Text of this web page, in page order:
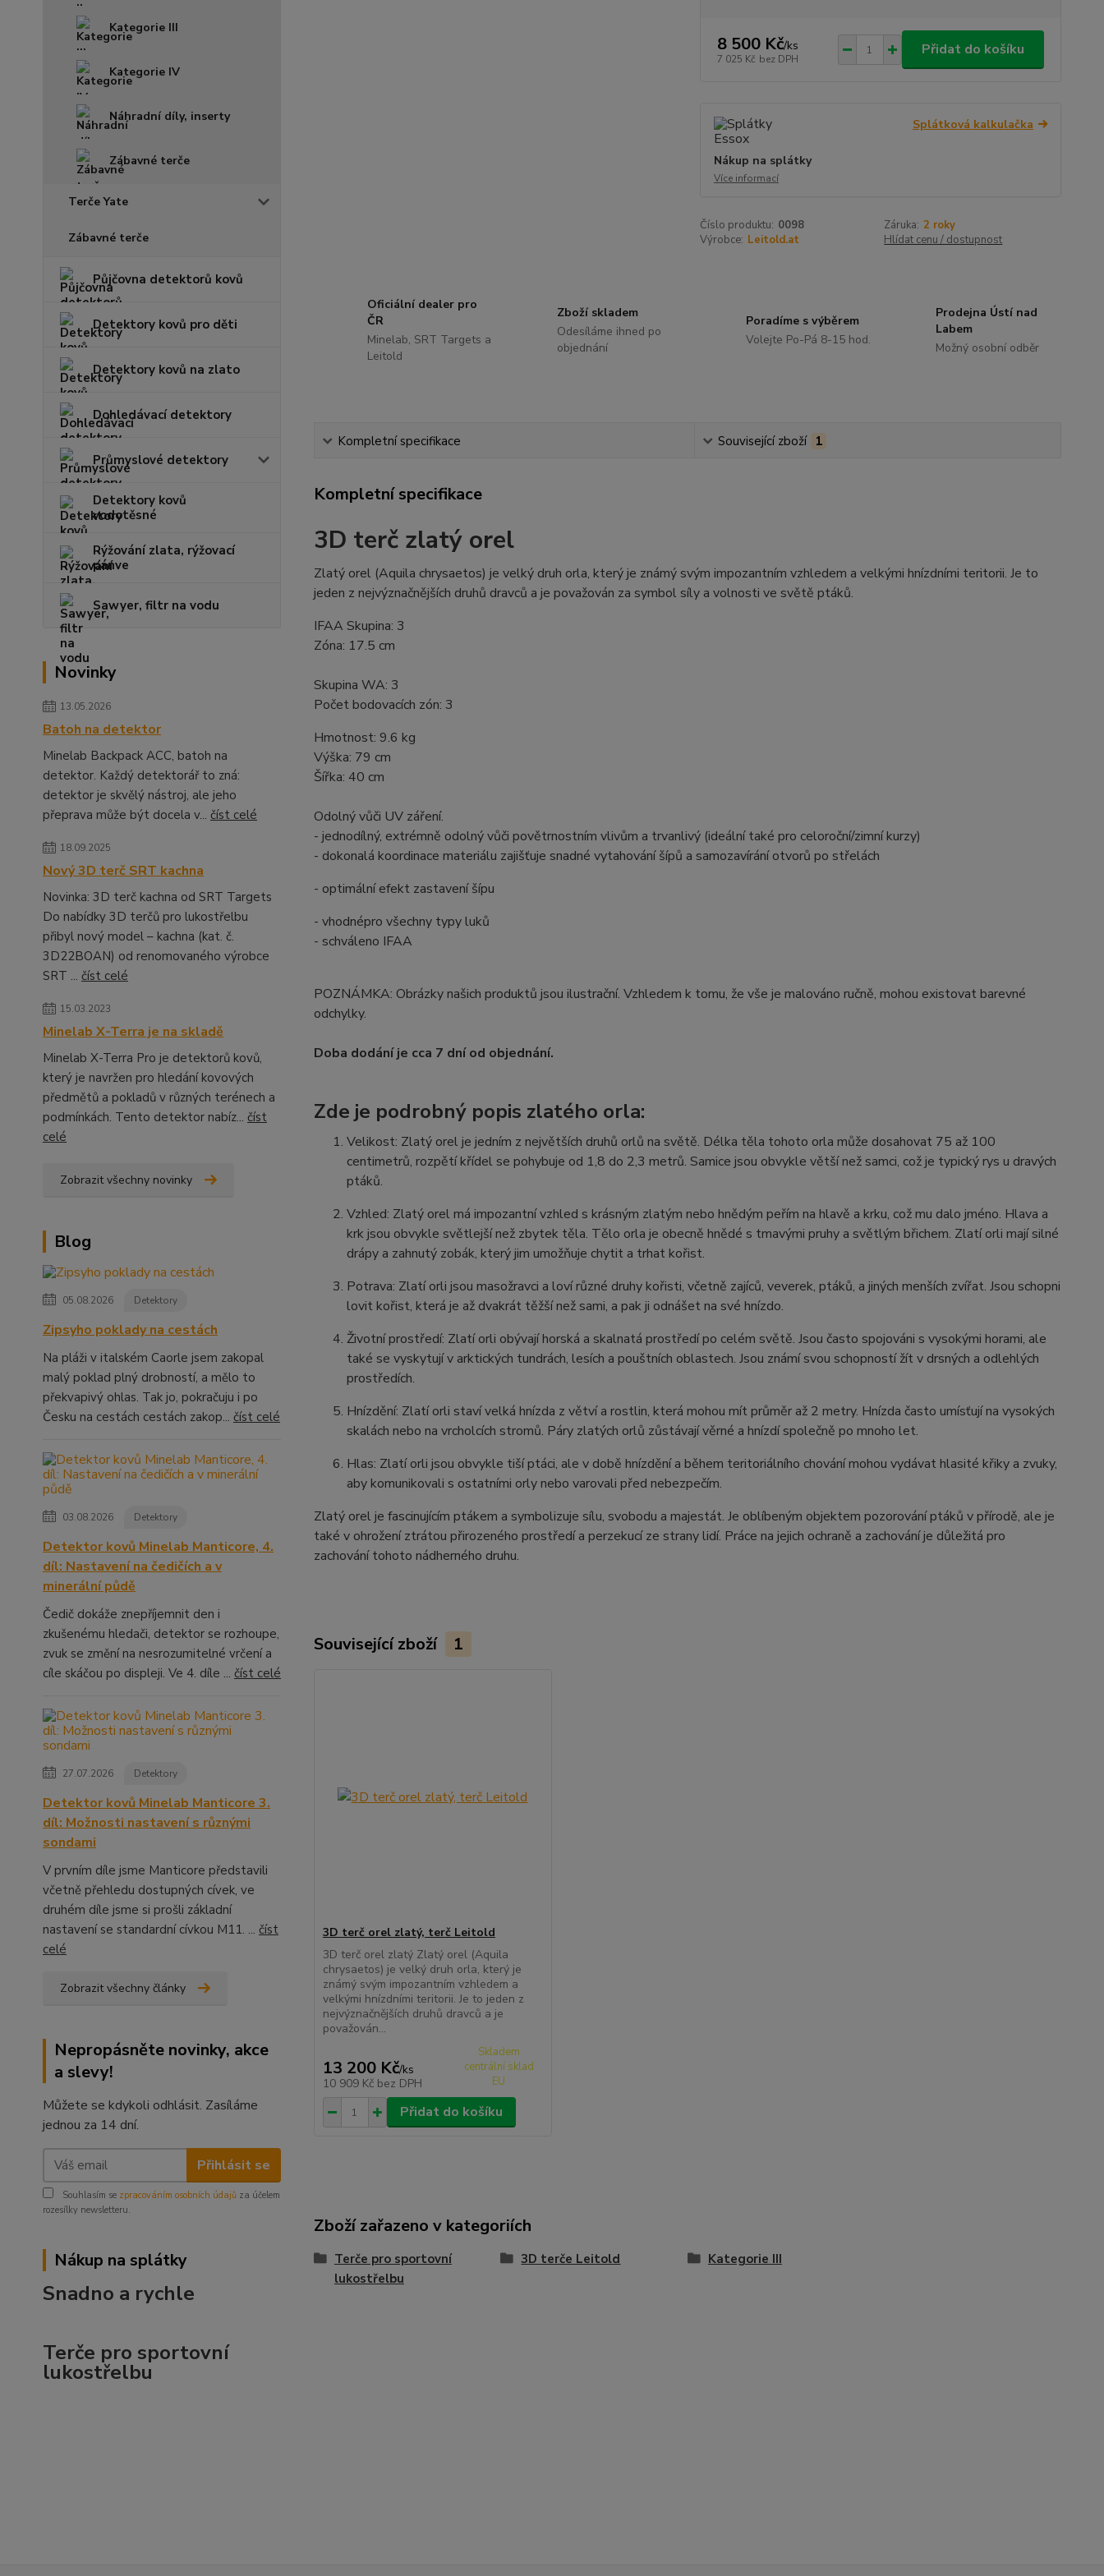
Kategorie III
Kategorie IV
Náhradní díly, inserty
Zábavné terče
Terče Yate
Zábavné terče
Půjčovna detektorů kovů
Detektory kovů pro děti
Detektory kovů na zlato
Dohledávací detektory
Průmyslové detektory
Detektory kovů
vodotěsné
Rýžování zlata, rýžovací
pánve
Sawyer, filtr na vodu
Novinky
13.05.2026
Batoh na detektor
Minelab Backpack ACC, batoh na
detektor. Každý detektorář to zná:
detektor je skvělý nástroj, ale jeho
přeprava může být docela v... číst celé
18.09.2025
Nový 3D terč SRT kachna
Novinka: 3D terč kachna od SRT Targets
Do nabídky 3D terčů pro lukostřelbu
přibyl nový model – kachna (kat. č.
3D22BOAN) od renomovaného výrobce
SRT ... číst celé
15.03.2023
Minelab X-Terra je na skladě
Minelab X-Terra Pro je detektorů kovů,
který je navržen pro hledání kovových
předmětů a pokladů v různých terénech a
podmínkách. Tento detektor nabíz... číst
celé
Zobrazit všechny novinky
Blog
05.08.2026 Detektory
Zipsyho poklady na cestách
Na pláži v italském Caorle jsem zakopal
malý poklad plný drobností, a mělo to
překvapivý ohlas. Tak jo, pokračuju i po
Česku na cestách cestách zakop... číst celé
03.08.2026 Detektory
Detektor kovů Minelab Manticore, 4.
díl: Nastavení na čedičích a v
minerální půdě
Čedič dokáže znepříjemnit den i
zkušenému hledači, detektor se rozhoupe,
zvuk se změní na nesrozumitelné vrčení a
cíle skáčou po displeji. Ve 4. díle ... číst celé
27.07.2026 Detektory
Detektor kovů Minelab Manticore 3.
díl: Možnosti nastavení s různými
sondami
V prvním díle jsme Manticore představili
včetně přehledu dostupných cívek, ve
druhém díle jsme si prošli základní
nastavení se standardní cívkou M11. ... číst
celé
Zobrazit všechny články
Nepropásněte novinky, akce
a slevy!
Můžete se kdykoli odhlásit. Zasíláme
jednou za 14 dní.
Přihlásit se
Souhlasím se zpracováním osobních údajů za účelem
rozesílky newsletteru.
Nákup na splátky
Snadno a rychle
Terče pro sportovní
lukostřelbu
8 500 Kč/ks
7 025 Kč bez DPH
Přidat do košíku
Splátková kalkulačka
Nákup na splátky
Více informací
Číslo produktu: 0098 Záruka: 2 roky
Výrobce: Leitold.at Hlídat cenu / dostupnost
Oficiální dealer pro
ČR
Minelab, SRT Targets a
Leitold
Zboží skladem
Odesíláme ihned po
objednání
Poradíme s výběrem
Volejte Po-Pá 8-15 hod.
Prodejna Ústí nad
Labem
Možný osobní odběr
Kompletní specifikace Související zboží 1
Kompletní specifikace
3D terč zlatý orel
Zlatý orel (Aquila chrysaetos) je velký druh orla, který je známý svým impozantním vzhledem a velkými hnízdními teritorii. Je to
jeden z nejvýznačnějších druhů dravců a je považován za symbol síly a volnosti ve světě ptáků.
IFAA Skupina: 3
Zóna: 17.5 cm
Skupina WA: 3
Počet bodovacích zón: 3
Hmotnost: 9.6 kg
Výška: 79 cm
Šířka: 40 cm
Odolný vůči UV záření.
- jednodílný, extrémně odolný vůči povětrnostním vlivům a trvanlivý (ideální také pro celoroční/zimní kurzy)
- dokonalá koordinace materiálu zajišťuje snadné vytahování šípů a samozavírání otvorů po střelách
- optimální efekt zastavení šípu
- vhodnépro všechny typy luků
- schváleno IFAA
POZNÁMKA: Obrázky našich produktů jsou ilustrační. Vzhledem k tomu, že vše je malováno ručně, mohou existovat barevné
odchylky.
Doba dodání je cca 7 dní od objednání.
Zde je podrobný popis zlatého orla:
Velikost: Zlatý orel je jedním z největších druhů orlů na světě. Délka těla tohoto orla může dosahovat 75 až 100
centimetrů, rozpětí křídel se pohybuje od 1,8 do 2,3 metrů. Samice jsou obvykle větší než samci, což je typický rys u dravých
ptáků.
Vzhled: Zlatý orel má impozantní vzhled s krásným zlatým nebo hnědým peřím na hlavě a krku, což mu dalo jméno. Hlava a
krk jsou obvykle světlejší než zbytek těla. Tělo orla je obecně hnědé s tmavými pruhy a světlým břichem. Zlatí orli mají silné
drápy a zahnutý zobák, který jim umožňuje chytit a trhat kořist.
Potrava: Zlatí orli jsou masožravci a loví různé druhy kořisti, včetně zajíců, veverek, ptáků, a jiných menších zvířat. Jsou schopni
lovit kořist, která je až dvakrát těžší než sami, a pak ji odnášet na své hnízdo.
Životní prostředí: Zlatí orli obývají horská a skalnatá prostředí po celém světě. Jsou často spojováni s vysokými horami, ale
také se vyskytují v arktických tundrách, lesích a pouštních oblastech. Jsou známí svou schopností žít v drsných a odlehlých
prostředích.
Hnízdění: Zlatí orli staví velká hnízda z větví a rostlin, která mohou mít průměr až 2 metry. Hnízda často umísťují na vysokých
skalách nebo na vrcholcích stromů. Páry zlatých orlů zůstávají věrné a hnízdí společně po mnoho let.
Hlas: Zlatí orli jsou obvykle tiší ptáci, ale v době hnízdění a během teritoriálního chování mohou vydávat hlasité křiky a zvuky,
aby komunikovali s ostatními orly nebo varovali před nebezpečím.
Zlatý orel je fascinujícím ptákem a symbolizuje sílu, svobodu a majestát. Je oblíbeným objektem pozorování ptáků v přírodě, ale je
také v ohrožení ztrátou přirozeného prostředí a perzekucí ze strany lidí. Práce na jejich ochraně a zachování je důležitá pro
zachování tohoto nádherného druhu.
Související zboží 1
3D terč orel zlatý, terč Leitold
3D terč orel zlatý Zlatý orel (Aquila
chrysaetos) je velký druh orla, který je
známý svým impozantním vzhledem a
velkými hnízdními teritorii. Je to jeden z
nejvýznačnějších druhů dravců a je
považován...
13 200 Kč/ks
10 909 Kč bez DPH
Skladem
centrální sklad
EU
Přidat do košíku
Zboží zařazeno v kategoriích
Terče pro sportovní
lukostřelbu
3D terče Leitold Kategorie III